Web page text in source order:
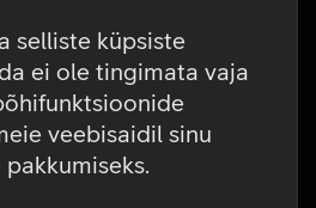
selliste küpsiste
ei ole tingimata vaja
veebisaidil sinu
viga